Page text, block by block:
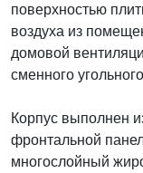
поверхностью
воздуха из
домовой
сменного
Корпус выполнен
фронтальной
многослойный